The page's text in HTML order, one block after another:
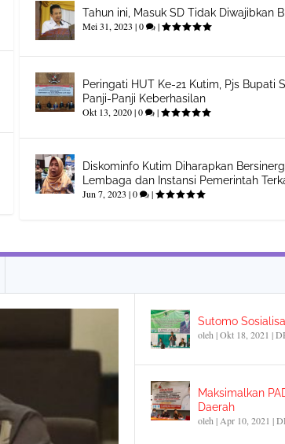
Tahun ini, Masuk SD Tidak Diwajibkan
Mei 31, 2023 |0 |
Peringati HUT Ke-21 Kutim, Pjs Bupati
Panji-Panji Keberhasilan
Okt 13, 2020|0 |
Diskominfo Kutim Diharapkan
Lembaga dan Instansi Pemerintah
Jun 7, 2023 |0 |
Sutomo
oleh|Okt 18, 2021 |
Maksimalkan
Daerah
oleh|Apr 10, 2021 |